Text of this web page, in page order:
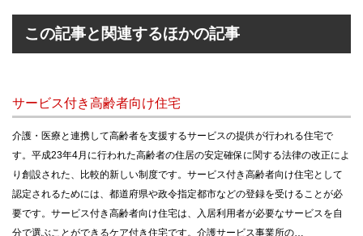
この記事と関連するほかの記事
サービス付き高齢者向け住宅
介護・医療と連携して高齢者を支援するサービスの提供が行われる住宅で
す。平成23年4月に行われた高齢者の住居の安定確保に関する法律の改正によ
り創設された、比較的新しい制度です。サービス付き高齢者向け住宅として
認定されるためには、都道府県や政令指定都市などの登録を受けることが必
要です。サービス付き高齢者向け住宅は、入居利用者が必要なサービスを自
分で選ぶことができるケア付き住宅です。介護サービス事業所の…